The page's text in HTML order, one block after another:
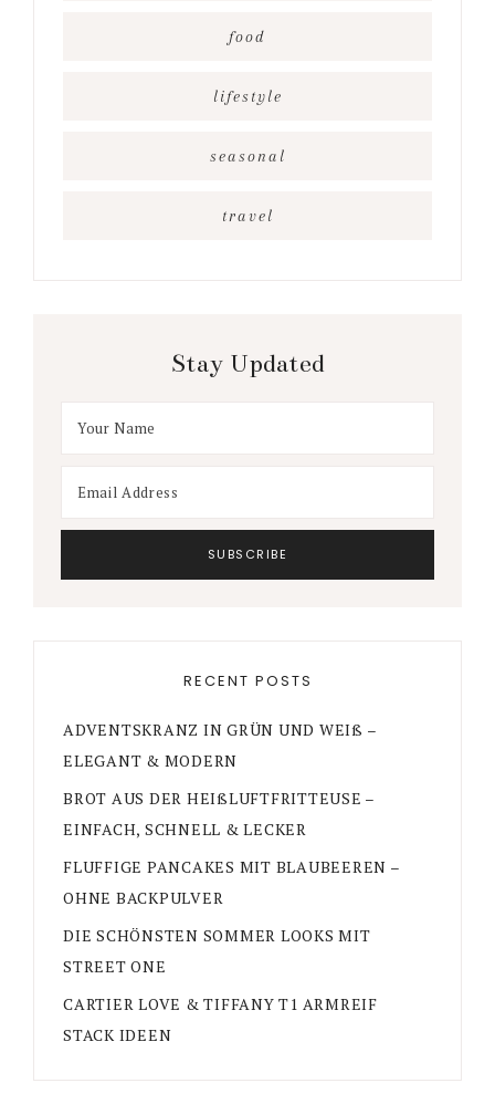
food
lifestyle
seasonal
travel
Stay Updated
RECENT POSTS
ADVENTSKRANZ IN GRÜN UND WEIß –
ELEGANT & MODERN
BROT AUS DER HEIßLUFTFRITTEUSE –
EINFACH, SCHNELL & LECKER
FLUFFIGE PANCAKES MIT BLAUBEEREN –
OHNE BACKPULVER
DIE SCHÖNSTEN SOMMER LOOKS MIT
STREET ONE
CARTIER LOVE & TIFFANY T1 ARMREIF
STACK IDEEN